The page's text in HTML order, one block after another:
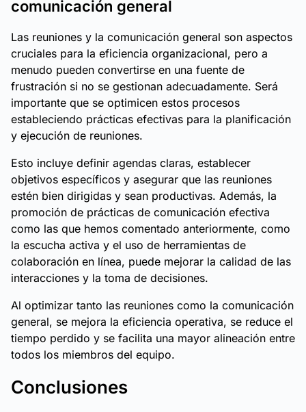
comunicación general
Las reuniones y la comunicación general son aspectos
cruciales para la eficiencia organizacional, pero a
menudo pueden convertirse en una fuente de
frustración si no se gestionan adecuadamente. Será
importante que se optimicen estos procesos
estableciendo prácticas efectivas para la planificación
y ejecución de reuniones.
Esto incluye definir agendas claras, establecer
objetivos específicos y asegurar que las reuniones
estén bien dirigidas y sean productivas. Además, la
promoción de prácticas de comunicación efectiva
como las que hemos comentado anteriormente, como
la escucha activa y el uso de herramientas de
colaboración en línea, puede mejorar la calidad de las
interacciones y la toma de decisiones.
Al optimizar tanto las reuniones como la comunicación
general, se mejora la eficiencia operativa, se reduce el
tiempo perdido y se facilita una mayor alineación entre
todos los miembros del equipo.
Conclusiones